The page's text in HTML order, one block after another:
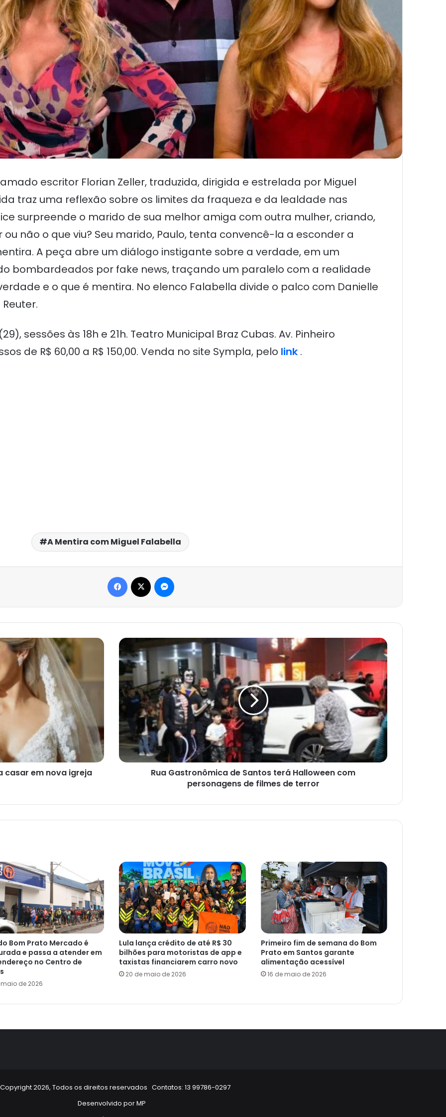
escritor Florian Zeller, traduzida, dirigida e estrelada por Miguel
traz uma reflexão sobre os limites da fraqueza e da lealdade nas
surpreende o marido de sua melhor amiga com outra mulher, criando,
não o que viu? Seu marido, Paulo, tenta convencê-la a esconder a
A peça abre um diálogo instigante sobre a verdade, em um
bombardeados por fake news, traçando um paralelo com a realidade
e o que é mentira. No elenco Falabella divide o palco com Danielle
sessões às 18h e 21h. Teatro Municipal Braz Cubas. Av. Pinheiro
de R$ 60,00 a R$ 150,00. Venda no site Sympla, pelo link .
A Mentira com Miguel Falabella
Facebook
casar em nova igreja
Rua
Gastronômica
de
Santos
terá
Halloween
com
personagens
de
filmes
de
terror
Rua Gastronômica de Santos terá Halloween com
personagens de filmes de terror
Bom Prato Mercado é
e passa a atender em
no Centro de
maio de 2026
Lula lança crédito de até R$ 30
bilhões para motoristas de app e
taxistas financiarem carro novo
20 de maio de 2026
Primeiro fim de semana do Bom
Prato em Santos garante
alimentação acessível
16 de maio de 2026
2026, Todos os direitos reservados Contatos: 13 99786-0297
Desenvolvido porMP